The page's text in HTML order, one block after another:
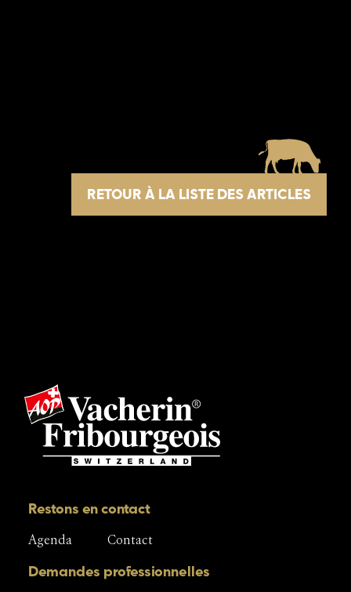
RETOUR À LA LISTE DES ARTICLES
Restons en contact
Agenda Contact
Demandes professionnelles